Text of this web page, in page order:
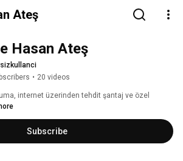
Ateş
Hasan Ateş
• 20 videos
internet üzerinden tehdit şantaj ve özel
Subscribe